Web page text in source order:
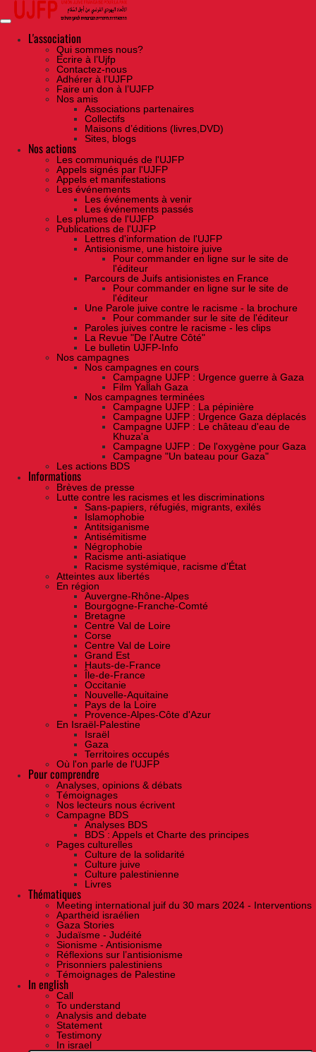
Skip
the
contentL'association
Qui sommes nous?
Ecrire à l’Ujfp
Contactez-nous
Adhérer à l’UJFP
Faire un don à l’UJFP
Nos amis
Associations partenaires
Collectifs
Maisons d’éditions (livres,DVD)
Sites, blogs
Nos actions
Les communiqués de l'UJFP
Appels signés par l'UJFP
Appels et manifestations
Les événements
Les événements à venir
Les événements passés
Les plumes de l'UJFP
Publications de l'UJFP
Lettres d'information de l'UJFP
Antisionisme, une histoire juive
Pour commander en ligne sur le site de
l'éditeur
Parcours de Juifs antisionistes en France
Pour commander en ligne sur le site de
l'éditeur
Une Parole juive contre le racisme - la brochure
Pour commander sur le site de l'éditeur
Paroles juives contre le racisme - les clips
La Revue "De l'Autre Côté"
Le bulletin UJFP-Info
Nos campagnes
Nos campagnes en cours
Campagne UJFP : Urgence guerre à Gaza
Film Yallah Gaza
Nos campagnes terminées
Campagne UJFP : La pépinière
Campagne UJFP : Urgence Gaza déplacés
Campagne UJFP : Le château d'eau de
Khuza'a
Campagne UJFP : De l'oxygène pour Gaza
Campagne "Un bateau pour Gaza"
Les actions BDS
Informations
Brèves de presse
Lutte contre les racismes et les discriminations
Sans-papiers, réfugiés, migrants, exilés
Islamophobie
Antitsiganisme
Antisémitisme
Négrophobie
Racisme anti-asiatique
Racisme systémique, racisme d'État
Atteintes aux libertés
En région
Auvergne-Rhône-Alpes
Bourgogne-Franche-Comté
Bretagne
Centre Val de Loire
Corse
Centre Val de Loire
Grand Est
Hauts-de-France
Île-de-France
Occitanie
Nouvelle-Aquitaine
Pays de la Loire
Provence-Alpes-Côte d'Azur
En Israël-Palestine
Israël
Gaza
Territoires occupés
Où l'on parle de l'UJFP
Pour comprendre
Analyses, opinions & débats
Témoignages
Nos lecteurs nous écrivent
Campagne BDS
Analyses BDS
BDS : Appels et Charte des principes
Pages culturelles
Culture de la solidarité
Culture juive
Culture palestinienne
Livres
Thématiques
Meeting international juif du 30 mars 2024 - Interventions
Apartheid israélien
Gaza Stories
Judaïsme - Judéité
Sionisme - Antisionisme
Réflexions sur l’antisionisme
Prisonniers palestiniens
Témoignages de Palestine
In english
Call
To understand
Analysis and debate
Statement
Testimony
In israel